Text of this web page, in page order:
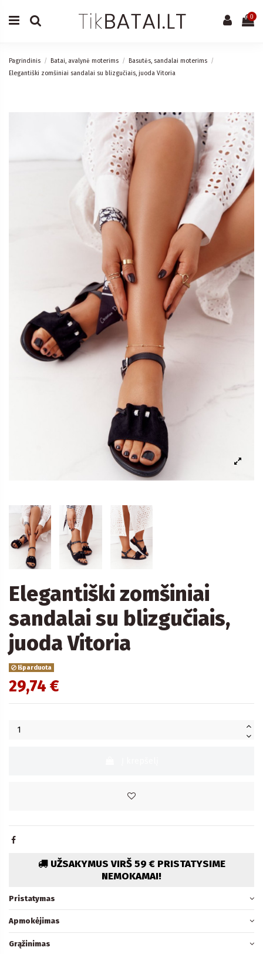
0
Pagrindinis Batai, avalynė moterims
Basutės, sandalai moterims
Elegantiški zomšiniai sandalai su blizgučiais, juoda Vitoria
Elegantiški zomšiniai
sandalai su blizgučiais,
juoda Vitoria
Išparduota
29,74 €
UŽSAKYMUS VIRŠ 59 € PRISTATYSIME
NEMOKAMAI!
Pristatymas
Apmokėjimas
Grąžinimas